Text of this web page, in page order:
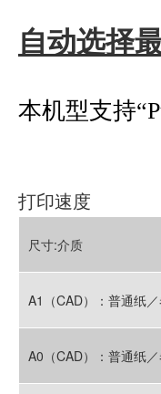
自动选择
本机型支持
打印速度
尺寸:介质
A1（CAD）：普通纸／
A0（CAD）：普通纸／